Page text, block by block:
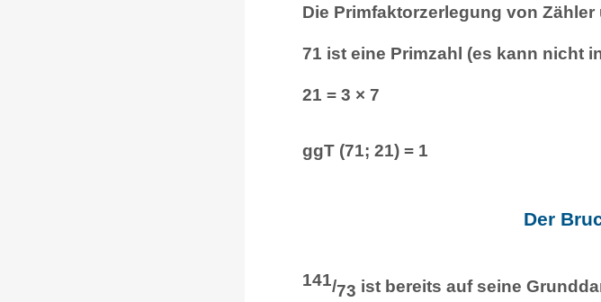
Die Primfaktorzerlegung von Zähler
71 ist eine Primzahl (es kann nicht
21 = 3 × 7
ggT (71; 21) = 1
Der
141/73 ist bereits auf seine